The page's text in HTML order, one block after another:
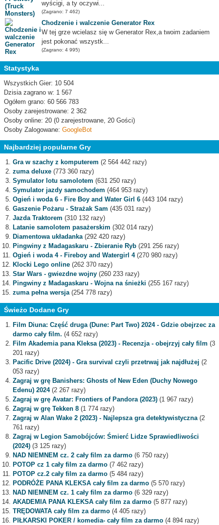
wyścigi, a ty oczywi...
(Zagrano: 7 462)
Chodzenie i walczenie Generator Rex
W tej grze wcielasz się w Generator Rex,a twoim zadaniem
jest pokonać wszystk...
(Zagrano: 4 995)
Statystyka
Wszystkich Gier: 10 504
Dzisia zagrano w: 1 567
Ogółem grano: 60 566 783
Osoby zarejestrowane: 2 362
Osoby online: 20 (0 zarejestrowane, 20 Gości)
Osoby Zalogowane: GoogleBot
Najbardziej popularne Gry
Gra w szachy z komputerem (2 564 442 razy)
zuma deluxe (773 360 razy)
Symulator lotu samolotem (631 250 razy)
Symulator jazdy samochodem (464 953 razy)
Ogień i woda 6 - Fire Boy and Water Girl 6 (443 104 razy)
Gaszenie Pożaru - Strażak Sam (435 031 razy)
Jazda Traktorem (310 132 razy)
Latanie samolotem pasażerskim (302 014 razy)
Diamentowa układanka(292 420 razy)
Pingwiny z Madagaskaru - Zbieranie Ryb (291 256 razy)
Ogień i woda 4 - Fireboy and Watergirl 4(270 980 razy)
Klocki Lego online (262 370 razy)
Star Wars - gwiezdne wojny (260 233 razy)
Pingwiny z Madagaskaru - Wojna na śnieżki (255 167 razy)
zuma pełna wersja(254 778 razy)
Świeżo Dodane Gry
Film Diuna: Część druga (Dune: Part Two) 2024 - Gdzie obejrzec za
darmo cały film. (4 652 razy)
Film Akademia pana Kleksa (2023) - Recenzja - obejrzyj cały film (3
201 razy)
Pacific Drive (2024) - Gra survival czyli przetrwaj jak najdłużej (2
053 razy)
Zagraj w grę Banishers: Ghosts of New Eden (Duchy Nowego
Edenu) 2024(2 267 razy)
Zagraj w grę Avatar: Frontiers of Pandora (2023) (1 967 razy)
Zagraj w grę Tekken 8 (1 774 razy)
Zagraj w Alan Wake 2 (2023) - Najlepsza gra detektywistyczna(2
761 razy)
Zagraj w Legion Samobójców: Śmierć Lidze Sprawiedliwości
(2024) (3 125 razy)
NAD NIEMNEM cz. 2 cały film za darmo (6 750 razy)
POTOP cz 1 cały film za darmo (7 462 razy)
POTOP cz.2 cały film za darmo (5 484 razy)
PODRÓŻE PANA KLEKSA cały film za darmo (5 570 razy)
NAD NIEMNEM cz. 1 cały film za darmo (6 329 razy)
AKADEMIA PANA KLEKSA cały film za darmo (5 877 razy)
TRĘDOWATA cały film za darmo (4 405 razy)
PIŁKARSKI POKER / komedia- cały film za darmo (4 894 razy)